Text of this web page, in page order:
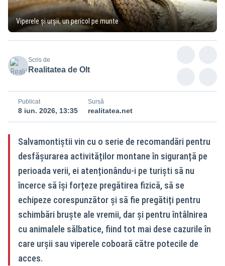
Viperele și urșii, un pericol pe munte
Scris de
Realitatea de Olt
Publicat
8 iun. 2026, 13:35
Sursă
realitatea.net
Salvamontiștii vin cu o serie de recomandări pentru
desfășurarea activităților montane în siguranță pe
perioada verii, ei atenționându-i pe turiști să nu
încerce să își forțeze pregătirea fizică, să se
echipeze corespunzător și să fie pregătiți pentru
schimbări bruște ale vremii, dar și pentru întâlnirea
cu animalele sălbatice, fiind tot mai dese cazurile în
care urșii sau viperele coboară către potecile de
acces.